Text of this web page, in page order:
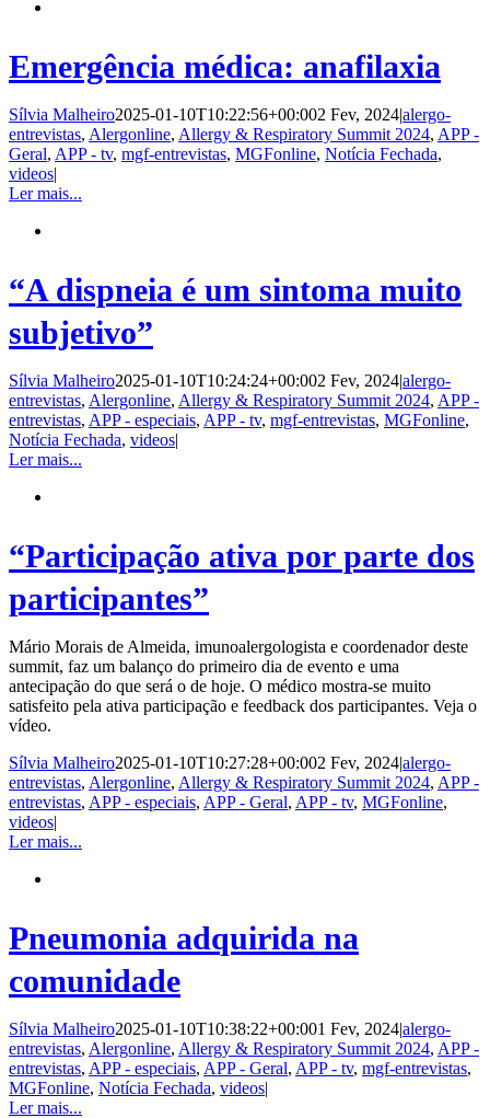
Emergência médica: anafilaxia
Sílvia Malheiro2025-01-10T10:22:56+00:002 Fev, 2024|alergo-
entrevistas, Alergonline, Allergy & Respiratory Summit 2024, APP -
Geral, APP - tv, mgf-entrevistas, MGFonline, Notícia Fechada,
videos|
Ler mais...
“A dispneia é um sintoma muito
subjetivo”
Sílvia Malheiro2025-01-10T10:24:24+00:002 Fev, 2024|alergo-
entrevistas, Alergonline, Allergy & Respiratory Summit 2024, APP -
entrevistas, APP - especiais, APP - tv, mgf-entrevistas, MGFonline,
Notícia Fechada, videos|
Ler mais...
“Participação ativa por parte dos
participantes”
Mário Morais de Almeida, imunoalergologista e coordenador deste
summit, faz um balanço do primeiro dia de evento e uma
antecipação do que será o de hoje. O médico mostra-se muito
satisfeito pela ativa participação e feedback dos participantes. Veja o
vídeo.
Sílvia Malheiro2025-01-10T10:27:28+00:002 Fev, 2024|alergo-
entrevistas, Alergonline, Allergy & Respiratory Summit 2024, APP -
entrevistas, APP - especiais, APP - Geral, APP - tv, MGFonline,
videos|
Ler mais...
Pneumonia adquirida na
comunidade
Sílvia Malheiro2025-01-10T10:38:22+00:001 Fev, 2024|alergo-
entrevistas, Alergonline, Allergy & Respiratory Summit 2024, APP -
entrevistas, APP - especiais, APP - Geral, APP - tv, mgf-entrevistas,
MGFonline, Notícia Fechada, videos|
Ler mais...